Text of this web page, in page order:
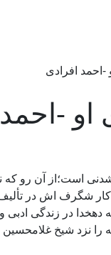
-احمد افرادی
-
است؛از آن
شگرف اش در
دهخدا در زندگی
متولد شد.دروس